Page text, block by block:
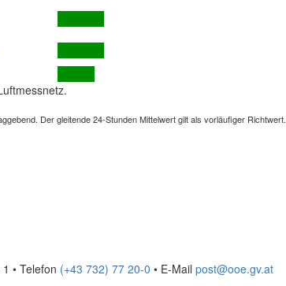
Der gleitende 24-Stunden Mittelwert gilt als vorläufiger Richtwert.
• Telefon (+43 732) 77 20-0 • E-Mail post@ooe.gv.at